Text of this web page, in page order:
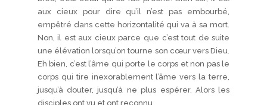
aux cieux pour dire qu’il n’est pas embourbé,
empêtré dans cette horizontalité qui va à sa mort.
Non, il est aux cieux parce que c’est tout de suite
une élévation lorsqu’on tourne son cœur vers Dieu.
Eh bien, c’est l’âme qui porte le corps et non pas le
corps qui tire inexorablement l’âme vers la terre,
jusqu’à douter, jusqu’à ne plus espérer. Alors les
disciples ont vu et ont reconnu.